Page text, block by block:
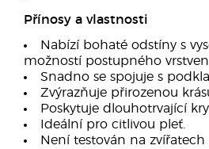
Přínosy a vlastnosti
Nabízí bohaté odstíny s
možností postupného
Snadno se spojuje s
Zvýrazňuje přirozenou
Poskytuje dlouhotrvající
Ideální pro citlivou pleť.
Není testován na